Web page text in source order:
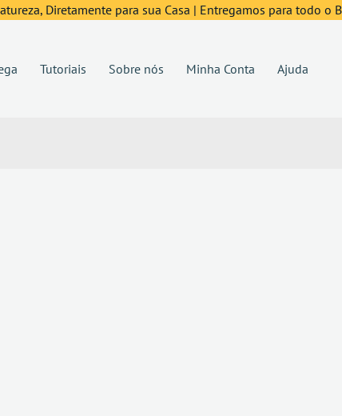
Diretamente para sua Casa | Entregamos para todo o
Tutoriais Sobre nós Minha Conta Ajuda